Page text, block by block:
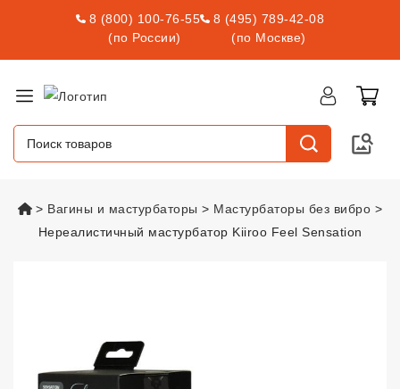
8 (800) 100-76-55
(по России)
8 (495) 789-42-08
(по Москве)
vsexshop.ru
Вагины и мастурбаторы
Мастурбаторы без вибро
Нереалистичный мастурбатор Kiiroo Feel Sensation